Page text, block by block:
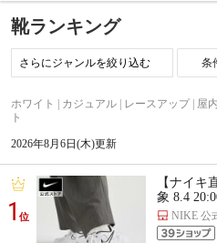
靴ランキング
条
ホワイト | カジュアル | レースアップ | 屋
ト
2026年8月6日(木)更新
1位
【ナイキ
象 8.4
NIKE 公